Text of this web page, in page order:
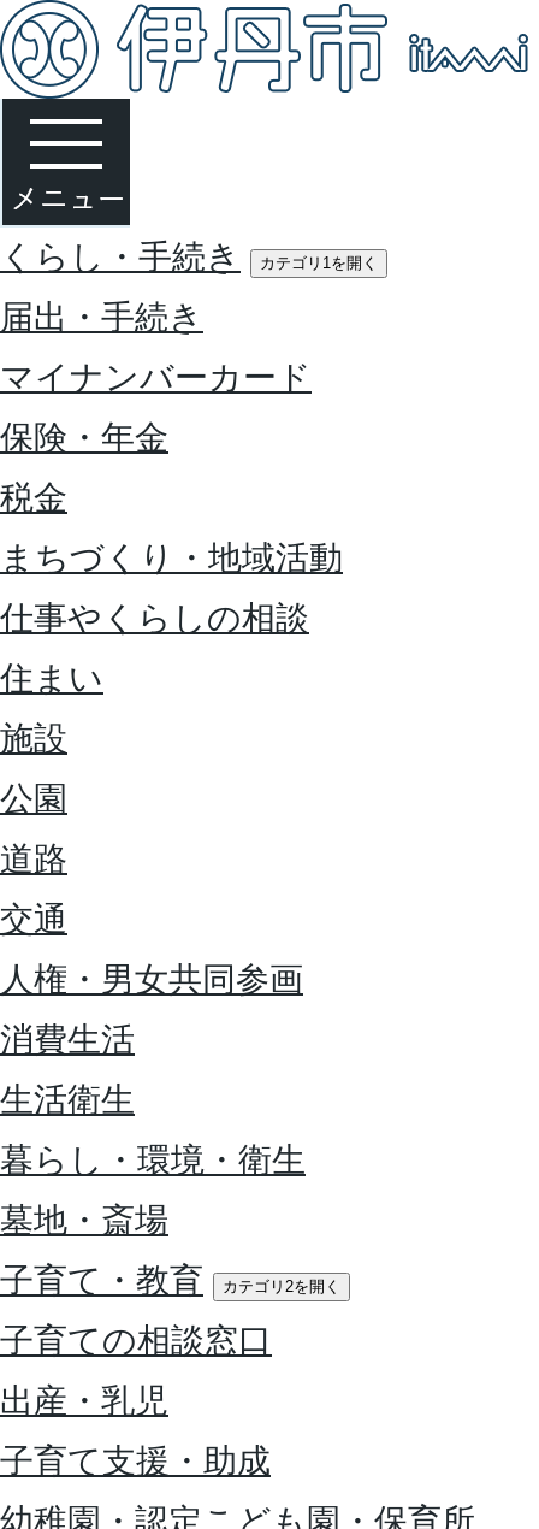
くらし・手続き カテゴリ1を開く
届出・手続き
マイナンバーカード
保険・年金
税金
まちづくり・地域活動
仕事やくらしの相談
住まい
施設
公園
道路
交通
人権・男女共同参画
消費生活
生活衛生
暮らし・環境・衛生
墓地・斎場
子育て・教育
カテゴリ2を開く
子育ての相談窓口
出産・乳児
子育て支援・助成
幼稚園・認定こども園・保育所